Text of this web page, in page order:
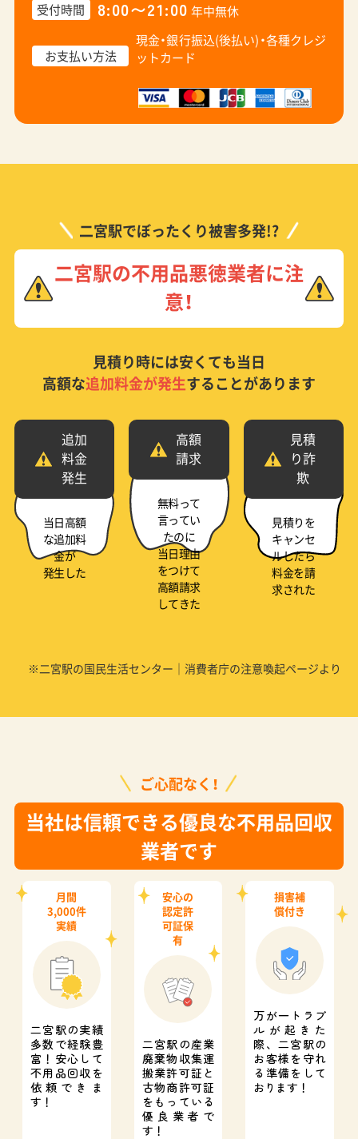
受付時間 8:00〜21:00 年中無休
お支払い方法
現金・銀行振込(後払い)・各種クレジ
ットカード
二宮駅でぼったくり被害多発!?
二宮駅の不用品悪徳業者に注
意！
見積り時には安くても当日
高額な追加料金が発生することがあります
追加
料金
発生
当日高額
な追加料
金が
発生した
高額
請求
無料って
言ってい
たのに
当日理由
をつけて
高額請求
してきた
見積
り詐
欺
見積りを
キャンセ
ルしたら
料金を請
求された
※二宮駅の国民生活センター｜消費者庁の注意喚起ページより
ご心配なく！
当社は信頼できる優良な不用品回収
業者です
月間
3,000件
実績
二宮駅の実績
多数で経験豊
富！ 安心して
不用品回収を
依頼できま
す！
安心の
認定許
可証保
有
二宮駅の産業
廃棄物収集運
搬業許可証と
古物商許可証
をもっている
優良業者で
す！
損害補
償付き
万が一トラブ
ルが起きた
際、二宮駅の
お客様を守れ
る準備をして
おります！